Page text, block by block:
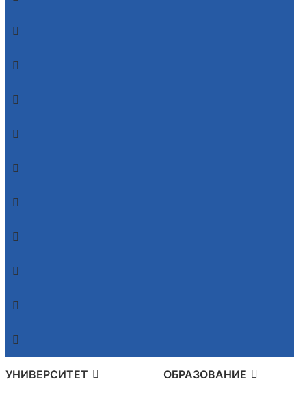
УНИВЕРСИТЕТ ОБРАЗОВАНИЕ